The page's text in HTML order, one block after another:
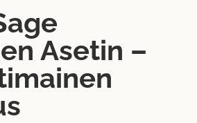
Asetin –